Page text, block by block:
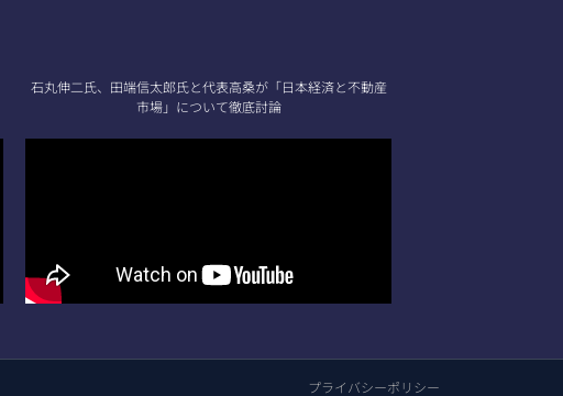
石丸伸二氏、田端信太郎氏と代表高桑が「日本経済と不動産
市場」について徹底討論
プライバシーポリシー